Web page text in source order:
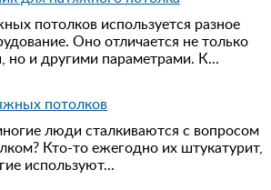
потолков используется разное
Оно отличается не только
но и другими параметрами. К...
потолков
люди сталкиваются с вопросом
Кто-то ежегодно их штукатурит,
используют...